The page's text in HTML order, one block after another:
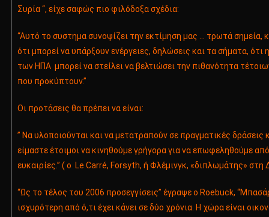
Συρία “, είχε σαφώς πιο φιλόδοξα σχέδια:
“Αυτό το συστημα συνοψίζει την εκτίμηση μας … τρωτά σημεία,
ότι μπορεί να υπάρξουν ενέργειες, δηλώσεις και τα σήματα, ότι
των ΗΠΑ μπορεί να στείλει να βελτιώσει την πιθανότητα
που προκύπτουν.”
Οι προτάσεις θα πρέπει να είναι:
” Να υλοποιούνται και να μετατραπούν σε πραγματικές δράσεις
είμαστε έτοιμοι να κινηθούμε γρήγορα για να επωφεληθούμε
ευκαιρίες.” ( ο Le Carré, Forsyth, ή Φλέμινγκ, «διπλωμάτης» στη
“Ως το τέλος του 2006 προσεγγίσεις” έγραψε ο Roebuck,
ισχυρότερη από ό,τι έχει κάνει σε δύο χρόνια. Η χώρα είναι